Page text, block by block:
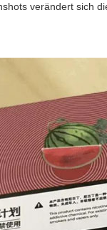
verändert sich